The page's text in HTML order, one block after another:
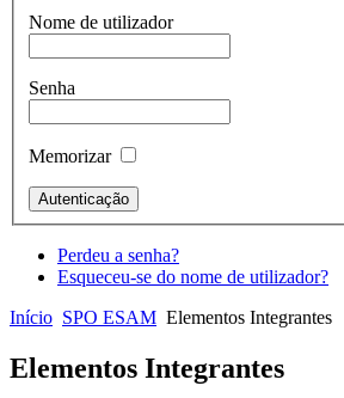
Nome de utilizador
Senha
Memorizar
Perdeu a senha?
Esqueceu-se do nome de utilizador?
Início SPO ESAM Elementos Integrantes
Elementos Integrantes